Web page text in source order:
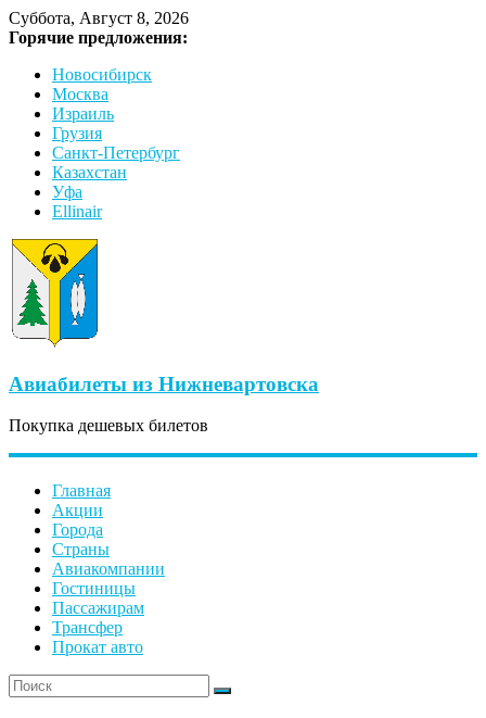
Суббота, Август 8, 2026
Горячие предложения:
Новосибирск
Москва
Израиль
Грузия
Санкт-Петербург
Казахстан
Уфа
Ellinair
Авиабилеты из Нижневартовска
Покупка дешевых билетов
Главная
Акции
Города
Страны
Авиакомпании
Гостиницы
Пассажирам
Трансфер
Прокат авто